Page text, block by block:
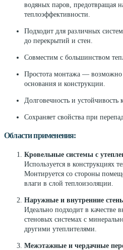
водяных паров, предотвращая
теплоэффективности.
Подходит для различных
до перекрытий и стен.
Совместим с большинством
Простота монтажа — возможно
основания и конструкции.
Долговечность и устойчивость
Сохраняет свойства при
Области применения:
Кровельные системы с
Используется в конструкциях
Монтируется со стороны
влаги в слой теплоизоляции.
Наружные и внутренние
Идеально подходит в качестве
стеновых системах с
другими утеплителями.
Межэтажные и чердачные